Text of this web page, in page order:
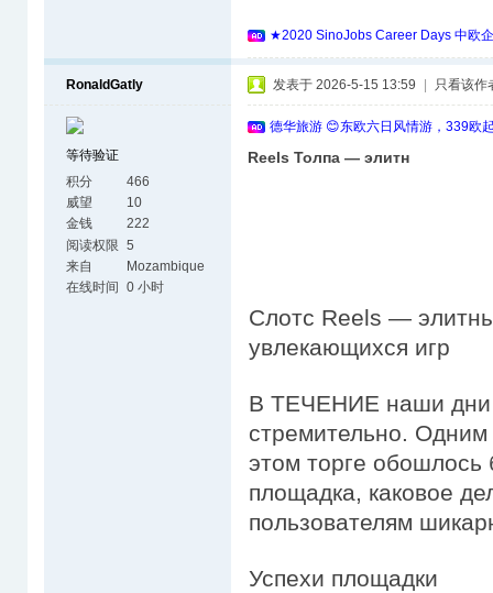
★2020 SinoJobs Career Days 中欧
RonaldGatly
等待验证
积分
466
威望
10
金钱
222
阅读权限 5
来自
Mozambique
在线时间
0 小时
发表于 2026-5-15 13:59 只看该作
德华旅游 😊东欧六日风情游，339欧
Reels Толпа — элитн
Слотс Reels —
увлекающихся игр
В ТЕЧЕНИЕ наши дни
стремительно. Одним
этом торге
площадка, каковое
пользователям
Успехи площадки